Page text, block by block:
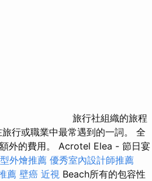
旅行社組織的旅程
行或職業中最常遇到的一詞。 全
外的費用。 Acrotel Elea - 節日宴
外燴推薦 優秀室內設計師推薦
薦 壁癌 近視 Beach所有的包容性